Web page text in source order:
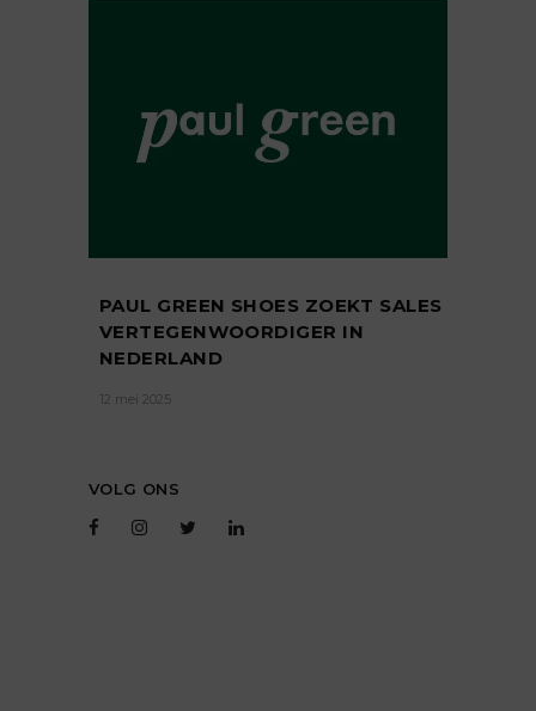
PAUL GREEN SHOES ZOEKT SALES
VERTEGENWOORDIGER IN
NEDERLAND
12 mei 2025
VOLG ONS